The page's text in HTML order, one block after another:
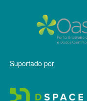
Suportado por